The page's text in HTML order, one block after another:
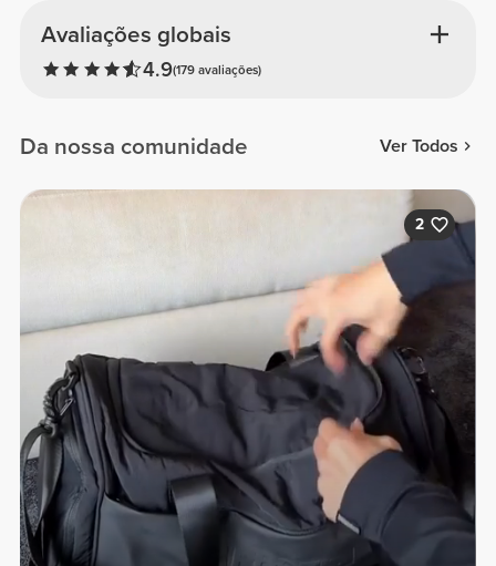
Avaliações globais
4.9(179 avaliações)
Da nossa comunidade Ver Todos
2